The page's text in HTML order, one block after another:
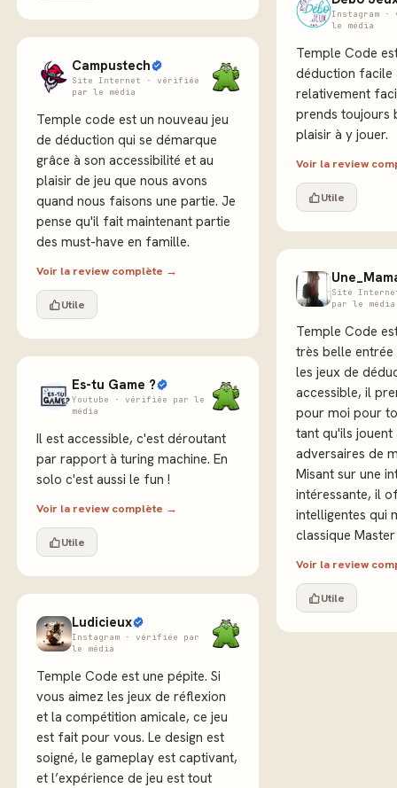
Campustech
Site Internet · vérifiée
par le média
Temple code est un nouveau jeu
de déduction qui se démarque
grâce à son accessibilité et au
plaisir de jeu que nous avons
quand nous faisons une partie. Je
pense qu'il fait maintenant partie
des must-have en famille.
Voir la review complète →
Utile
Es-tu Game ?
Youtube · vérifiée par le
média
Il est accessible, c'est déroutant
par rapport à turing machine. En
solo c'est aussi le fun !
Voir la review complète →
Utile
Ludicieux
Instagram · vérifiée par
le média
Temple Code est une pépite. Si
vous aimez les jeux de réflexion
et la compétition amicale, ce jeu
est fait pour vous. Le design est
soigné, le gameplay est captivant,
et l’expérience de jeu est tout
Instagram
le média
Temple Code
déduction facile
relativement
prends toujours
plaisir à y jouer.
Voir la review
Utile
Site
par le média
Temple Code
très belle
les jeux de
accessible, il
pour moi pour
tant qu'ils jouent
adversaires de
Misant sur une
intéressante, il
intelligentes qui
classique
Voir la review
Utile